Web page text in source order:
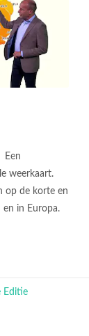
Een
weerkaart.
op de korte en
en in Europa.